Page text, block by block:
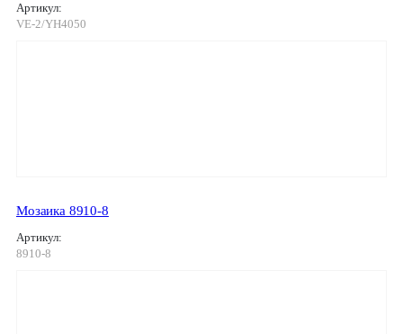
Артикул:
VE-2/YH4050
Мозаика 8910-8
Артикул:
8910-8